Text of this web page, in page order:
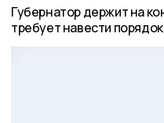
Губернатор держит на
требует навести